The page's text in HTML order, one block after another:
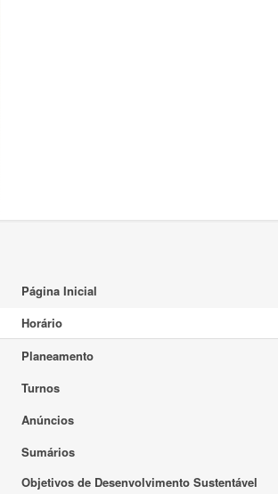
Página Inicial
Horário
Planeamento
Turnos
Anúncios
Sumários
Objetivos de Desenvolvimento Sustentável